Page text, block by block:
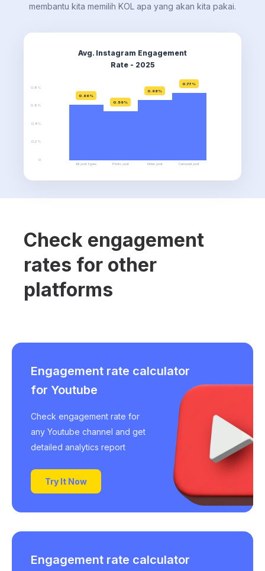
membantu kita memilih KOL apa yang akan kita pakai.
Avg. Instagram Engagement
Rate - 2025
0
0.2%
0.4%
0.6%
0.8%
0.66%
All post types
0.59%
Photo post
0.68%
Video post
0.77%
Carousel post
Check engagement
rates for other
platforms
Engagement rate calculator
for Youtube
Check engagement rate for
any Youtube channel and get
detailed analytics report
Try It Now
Engagement rate calculator